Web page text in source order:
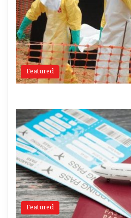
Featured
Featured